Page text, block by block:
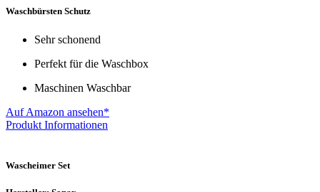
Waschbürsten Schutz
Sehr schonend
Perfekt für die Waschbox
Maschinen Waschbar
Auf Amazon ansehen*
Produkt Informationen
Wascheimer Set